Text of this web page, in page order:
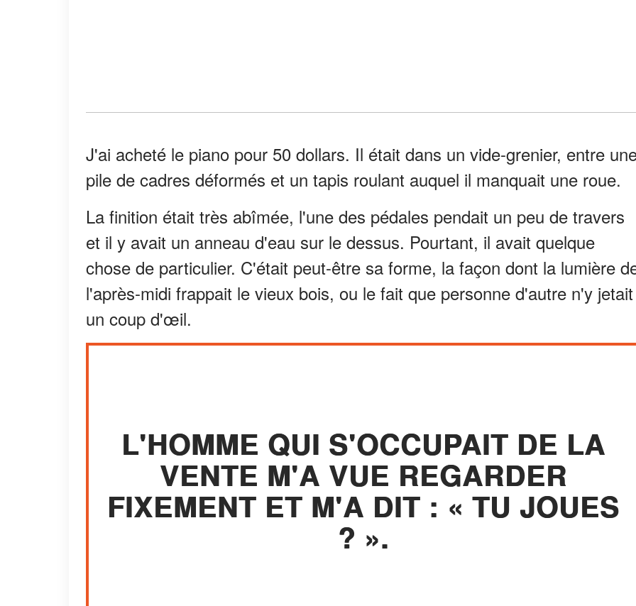
J'ai acheté le piano pour 50 dollars. Il était dans un vide-grenier, entre
pile de cadres déformés et un tapis roulant auquel il manquait une roue.
La finition était très abîmée, l'une des pédales pendait un peu de travers
et il y avait un anneau d'eau sur le dessus. Pourtant, il avait quelque
chose de particulier. C'était peut-être sa forme, la façon dont la lumière
l'après-midi frappait le vieux bois, ou le fait que personne d'autre n'y jetait
un coup d'œil.
L'HOMME QUI S'OCCUPAIT DE LA
VENTE M'A VUE REGARDER
FIXEMENT ET M'A DIT : « TU JOUES
? ».